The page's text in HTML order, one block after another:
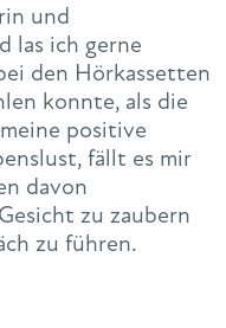
und
las ich gerne
den Hörkassetten
konnte, als die
positive
fällt es mir
davon
zu zaubern
zu führen.